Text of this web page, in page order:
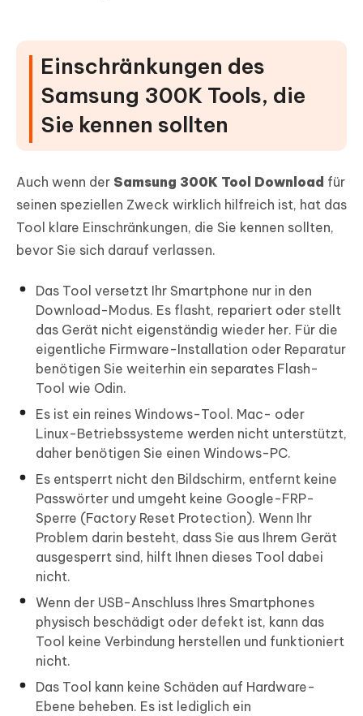
Einschränkungen des
Samsung 300K Tools, die
Sie kennen sollten
Auch wenn der Samsung 300K Tool Download für
seinen speziellen Zweck wirklich hilfreich ist, hat das
Tool klare Einschränkungen, die Sie kennen sollten,
bevor Sie sich darauf verlassen.
Das Tool versetzt Ihr Smartphone nur in den
Download-Modus. Es flasht, repariert oder stellt
das Gerät nicht eigenständig wieder her. Für die
eigentliche Firmware-Installation oder Reparatur
benötigen Sie weiterhin ein separates Flash-
Tool wie Odin.
Es ist ein reines Windows-Tool. Mac- oder
Linux-Betriebssysteme werden nicht unterstützt,
daher benötigen Sie einen Windows-PC.
Es entsperrt nicht den Bildschirm, entfernt keine
Passwörter und umgeht keine Google-FRP-
Sperre (Factory Reset Protection). Wenn Ihr
Problem darin besteht, dass Sie aus Ihrem Gerät
ausgesperrt sind, hilft Ihnen dieses Tool dabei
nicht.
Wenn der USB-Anschluss Ihres Smartphones
physisch beschädigt oder defekt ist, kann das
Tool keine Verbindung herstellen und funktioniert
nicht.
Das Tool kann keine Schäden auf Hardware-
Ebene beheben. Es ist lediglich ein